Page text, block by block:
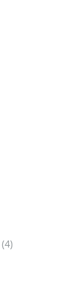
(4)